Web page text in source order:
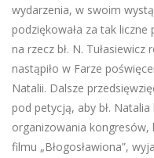
wydarzenia, w swoim
podziękowała za tak liczne
na rzecz bł. N.
nastąpiło w Farze
Natalii. Dalsze
pod petycją, aby bł.
organizowania
filmu „Błogosławiona”,